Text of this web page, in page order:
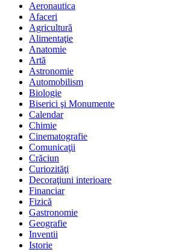
Aeronautica
Afaceri
Agricultură
Alimentaţie
Anatomie
Artă
Astronomie
Automobilism
Biologie
Biserici şi Monumente
Calendar
Chimie
Cinematografie
Comunicaţii
Crăciun
Curiozităţi
Decoraţiuni interioare
Financiar
Fizică
Gastronomie
Geografie
Inventii
Istorie